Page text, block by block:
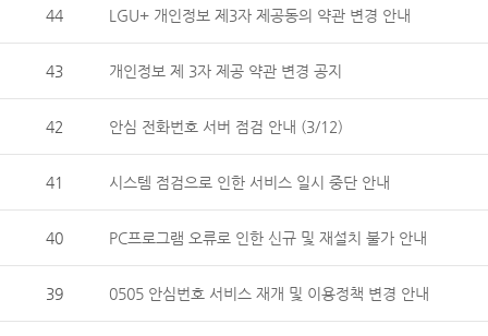
44 LGU+ 개인정보 제3자 제공동의 약관 변경 안내
43 개인정보 제 3자 제공 약관 변경 공지
42 안심 전화번호 서버 점검 안내 (3/12)
41 시스템 점검으로 인한 서비스 일시 중단 안내
40 PC프로그램 오류로 인한 신규 및 재설치 불가 안내
39 0505 안심번호 서비스 재개 및 이용정책 변경 안내